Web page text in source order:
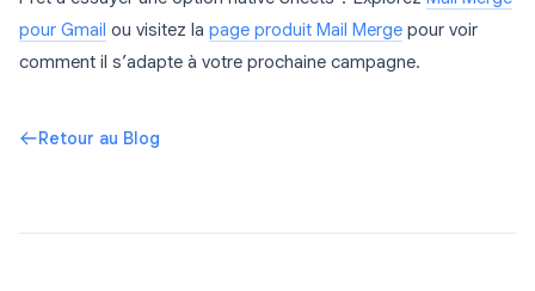
pour Gmail ou visitez la page produit Mail Merge pour voir
comment il s’adapte à votre prochaine campagne.
Retour au Blog